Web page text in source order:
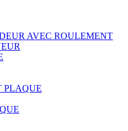
AVEC ROULEMENT
PLAQUE